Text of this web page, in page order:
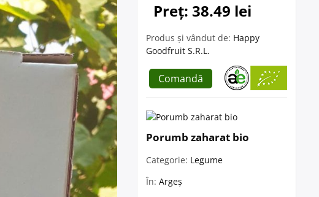
Preț: 38.49 lei
Produs și vândut de: Happy
Goodfruit S.R.L.
Comandă
Porumb zaharat bio
Categorie: Legume
În: Argeș